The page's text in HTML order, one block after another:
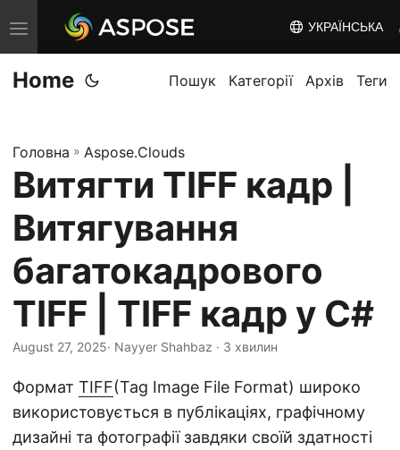
T
o
g
e
n
v
i
g
a
t
i
o
n
УКРАЇНСЬКА
Home Пошук Категорії Архів Теги
Головна » Aspose.Clouds
Витягти TIFF кадр |
Витягування
багатокадрового
TIFF | TIFF кадр у C#
August 27, 2025· Nayyer Shahbaz · 3 хвилин
Формат TIFF(Tag Image File Format) широко
використовується в публікаціях, графічному
дизайні та фотографії завдяки своїй здатності